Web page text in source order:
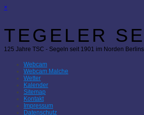
×
TEGELER
125 Jahre TSC - Segeln seit 1901 im Norden Berlins
Webcam
Webcam Malche
Wetter
Kalender
Sitemap
Kontakt
Impressum
Datenschutz